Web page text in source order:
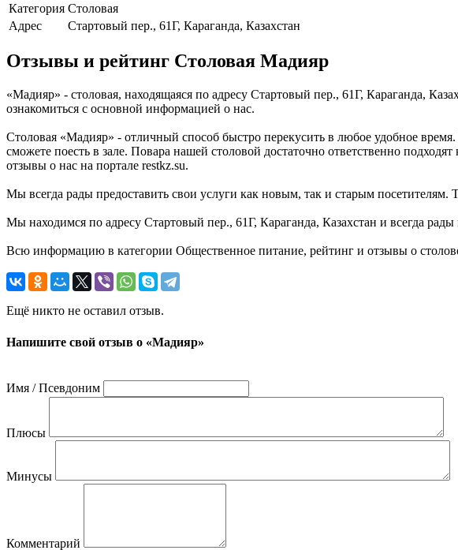
Категория Столовая
Адрес
Стартовый пер., 61Г, Караганда, Казахстан
Отзывы и рейтинг Столовая Мадияр
«Мадияр» - столовая, находящаяся по адресу Стартовый пер., 61Г, Караганда,
ознакомиться с основной информацией о нас.
Столовая «Мадияр» - отличный способ быстро перекусить в любое удобное
сможете поесть в зале. Повара нашей столовой достаточно ответственно
отзывы о нас на портале restkz.su.
Мы всегда рады предоставить свои услуги как новым, так и старым
Мы находимся по адресу Стартовый пер., 61Г, Караганда, Казахстан и всегда
Всю информацию в категории Общественное питание, рейтинг и отзывы о
Ещё никто не оставил отзыв.
Напишите свой отзыв о «Мадияр»
Имя / Псевдоним
Плюсы
Минусы
Комментарий